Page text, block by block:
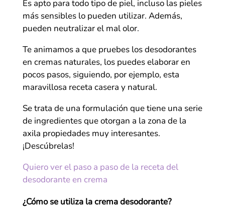
Es apto para todo tipo de piel, incluso las pieles
más sensibles lo pueden utilizar. Además,
pueden neutralizar el mal olor.
Te animamos a que pruebes los desodorantes
en cremas naturales, los puedes elaborar en
pocos pasos, siguiendo, por ejemplo, esta
maravillosa receta casera y natural.
Se trata de una formulación que tiene una serie
de ingredientes que otorgan a la zona de la
axila propiedades muy interesantes.
¡Descúbrelas!
Quiero ver el paso a paso de la receta del
desodorante en crema
¿Cómo se utiliza la crema desodorante?